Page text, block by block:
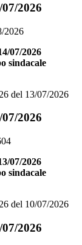
2026
2026
07/2026
sindacale
del 13/07/2026
2026
07/2026
sindacale
del 10/07/2026
2026